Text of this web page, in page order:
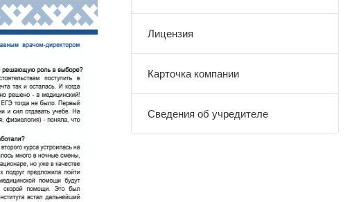
Лицензия
Карточка компании
Сведения об учредителе